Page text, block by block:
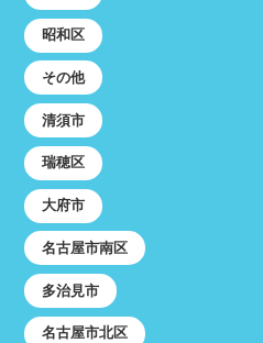
昭和区
その他
清須市
瑞穂区
大府市
名古屋市南区
多治見市
名古屋市北区